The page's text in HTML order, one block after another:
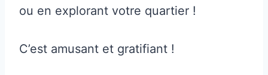
ou en explorant votre quartier !
C’est amusant et gratifiant !